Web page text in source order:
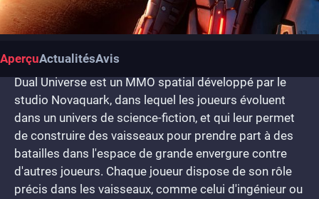
AperçuActualitésAvis
Dual Universe est un MMO spatial développé par le
studio Novaquark, dans lequel les joueurs évoluent
dans un univers de science-fiction, et qui leur permet
de construire des vaisseaux pour prendre part à des
batailles dans l'espace de grande envergure contre
d'autres joueurs. Chaque joueur dispose de son rôle
précis dans les vaisseaux, comme celui d'ingénieur ou